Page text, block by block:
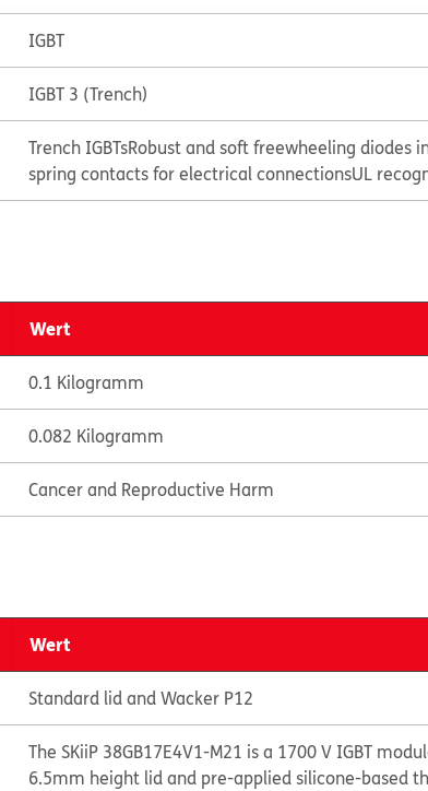
IGBT
IGBT 3 (Trench)
Trench IGBTsRobust and soft freewheeling diodes
spring contacts for electrical connectionsUL
Wert
0.1 Kilogramm
0.082 Kilogramm
Cancer and Reproductive Harm
Wert
Standard lid and Wacker P12
The SKiiP 38GB17E4V1-M21 is a 1700 V IGBT
6.5mm height lid and pre-applied silicone-based